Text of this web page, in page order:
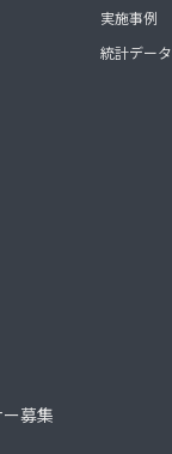
実施事例
統計データ
募集